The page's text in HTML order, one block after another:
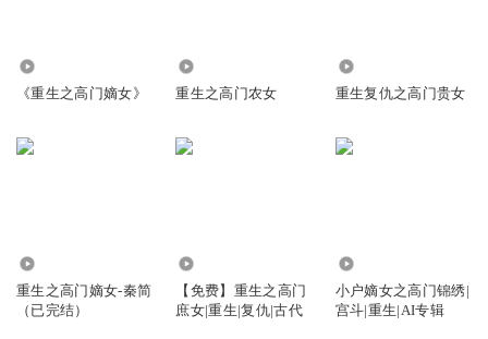
《重生之高门嫡女》 重生之高门农女 重生复仇之高门贵女
重生之高门嫡女-秦简
（已完结）
【免费】重生之高门
庶女|重生|复仇|古代
小户嫡女之高门锦绣|
宫斗|重生|AI专辑